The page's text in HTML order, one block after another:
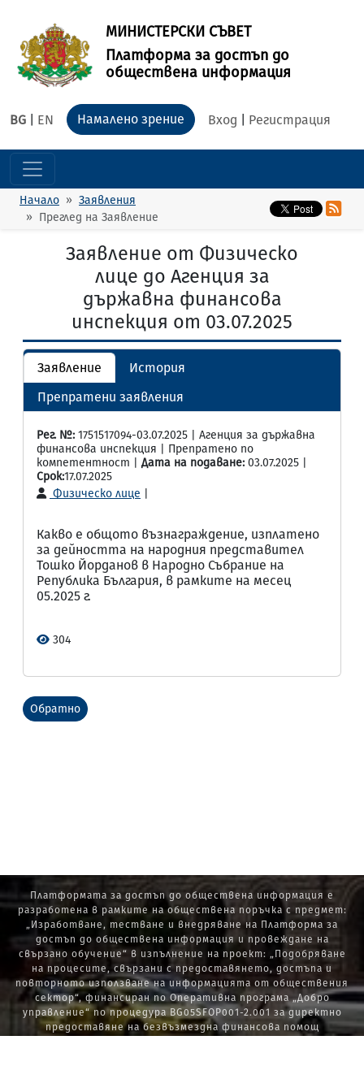
МИНИСТЕРСКИ СЪВЕТ
Платформа за достъп до
обществена информация
BG EN Вход Регистрация
Намалено зрение
Начало
Заявления
Преглед на Заявление
Заявление от Физическо
лице до Агенция за
държавна финансова
инспекция от 03.07.2025
Заявление
История
Препратени заявления
Рег. №: 1751517094-03.07.2025 | Агенция за държавна
финансова инспекция | Препратено по
компетентност | Дата на подаване: 03.07.2025 |
Срок:17.07.2025
Физическо лице
Какво е общото възнаграждение, изплатено
за дейността на народния представител
Тошко Йорданов в Народно Събрание на
Република България, в рамките на месец
05.2025 г.
304
Обратно
Платформата за достъп до обществена информация е
разработена в рамките на обществена поръчка с предмет:
„Изработване, тестване и внедряване на Платформа за
достъп до обществена информация и провеждане на
свързано обучение“ в изпълнение на проект: „Подобряване
на процесите, свързани с предоставянето, достъпа и
повторното използване на информацията от обществения
сектор“, финансиран по Оперативна програма „Добро
управление“ по процедура BG05SFOP001-2.001 за директно
предоставяне на безвъзмездна финансова помощ